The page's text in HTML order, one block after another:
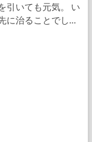
引いても元気。 い
に治ることでし…